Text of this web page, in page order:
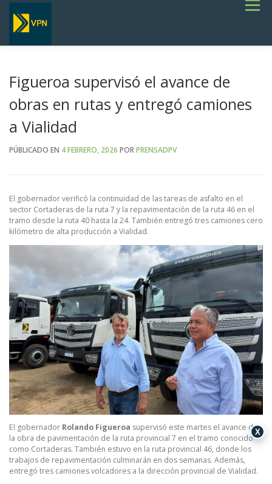
Saltar
contenido
Menú
TERMINOS DE REFERENCIA GENERALES- OBRAS VIALES
Figueroa supervisó el avance de
obras en rutas y entregó camiones
a Vialidad
PÚBLICADO EN 4 FEBRERO, 2026 PORPRENSADPV
El gobernador verificó la continuidad de las tareas de asfalto en el
sector Cortaderas de la ruta 7 y la repavimentación de la ruta 46 en el
tramo desde la ruta 40 hasta la 24. También entregó tres camiones cero
kilómetro de alta producción a Vialidad.
El gobernador Rolando Figueroa supervisó este martes el avance de
la obra de pavimentación de la ruta provincial 7 en el tramo conocido
como Cortaderas. También estuvo en la ruta provincial 46, donde los
trabajos de repavimentación culminarán en dos semanas. Además,
entregó tres camiones volcadores a la dirección provincial de Vialidad.
X